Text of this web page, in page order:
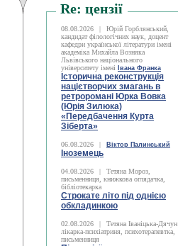
Re: цензії
08.08.2026 |
Юрій Горблянський,
кандидат філологічних наук, доцент
кафедри української літератури імені
академіка Михайла Возняка
Львівського національного
університету імені
Івана Франка
Історична реконструкція
націєтворчих змагань в
ретроромані Юрка Вовка
(Юрія Зилюка)
«Передбачення Курта
Зіберта»
06.08.2026 | Віктор Палинський
Іноземець
04.08.2026 |
Тетяна Мороз,
письменниця, книжкова оглядачка,
бібліотекарка
Строкате літо під однією
обкладинкою
02.08.2026 |
Тетяна Іваніцька-Дячун
лікарка-психіатриня, психотерапевтка,
письменниця